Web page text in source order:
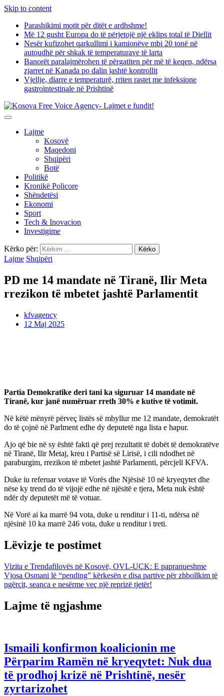
Skip to content
Parashikimi motit për ditët e ardhshme!
Më 12 gusht Europa do të përjetojë një eklips total të Diellit
Nesër kufizohet qarkullimi i kamionëve mbi 20 tonë në
autoudhë për shkak të temperaturave të larta
Banorët paralajmërohen të përgatiten për më të keqen, ndërsa
zjarret në Kanada po dalin jashtë kontrollit
Vjellje, diarre e temperaturë, rriten rastet me infeksione
gastrointestinale në Prishtinë
Lajme
Kosovë
Maqedoni
Shqipëri
Botë
Politikë
Kronikë Policore
Shëndetësi
Ekonomi
Sport
Tech & Inovacion
Investigime
Kërko për:
Lajme Shqipëri
PD me 14 mandate në Tiranë, Ilir Meta
rrezikon të mbetet jashtë Parlamentit
kfvagency
12 Maj 2025
Partia Demokratike deri tani ka siguruar 14 mandate në
Tiranë, kur janë numëruar rreth 30% e kutive të votimit.
Në këtë mënyrë përveç listës së mbyllur me 12 mandate, demokratët
do të çojnë në Parlment edhe dy deputetë nga lista e hapur.
Ajo që bie në sy është fakti që prej rezultatit të dobët të demokratëve
në Tiranë, Ilir Metaj, kreu i Partisë së Lirisë, i cili ndodhet në
paraburgim, rrezikon të mbetet jashtë Parlamenti, përcjell KFVA.
Duke iu referuar votave të Vorës dhe Njësisë 10 në kryeqytet dhe
nëse ky trend do të vijojë edhe në njësitë e tjera, Meta nuk është
ndër dy deputetët më të votuar.
Në Vorë ai ka marrë 94 vota, duke u renditur i 11-ti, ndërsa në
njësinë 10 ka marrë 246 vota, duke u renditur i treti.
Lëvizje te postimet
Vizita e Trendafilovës në Kosovë, OVL-UÇK: E papranueshme
Vjosa Osmani lë “pending” kërkesën e disa partive për zhbollkim të
ngërçit, seanca e nesërme veç një reprizë tjetër!
Lajme të ngjashme
Ismaili konfirmon koalicionin me
Përparim Ramën në kryeqytet: Nuk dua
të prodhoj krizë në Prishtinë, nesër
zyrtarizohet